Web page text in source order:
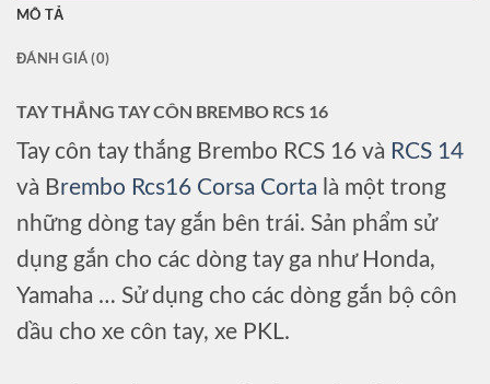
MÔ TẢ
ĐÁNH GIÁ (0)
TAY THẮNG TAY CÔN BREMBO RCS 16
Tay côn tay thắng Brembo RCS 16 và RCS 14
và Brembo Rcs16 Corsa Corta là một trong
những dòng tay gắn bên trái. Sản phẩm sử
dụng gắn cho các dòng tay ga như Honda,
Yamaha … Sử dụng cho các dòng gắn bộ côn
dầu cho xe côn tay, xe PKL.